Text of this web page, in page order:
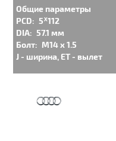
Общие параметры
PCD: 5ᕁ112
DIA: 57.1 мм
Болт: M14 x 1.5
J - ширина, ET - вылет